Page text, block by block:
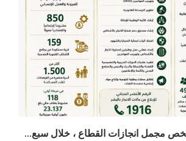
مجمل انجازات القطاع ، خلال سبع...